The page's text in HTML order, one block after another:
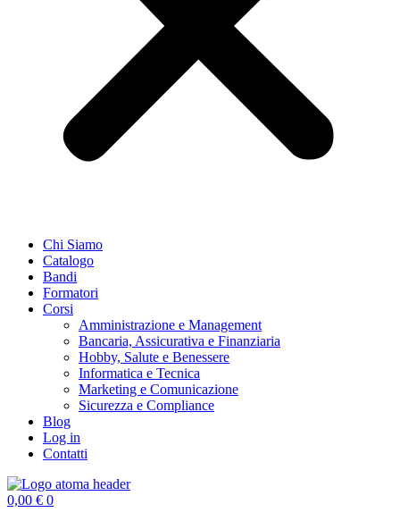
Chi Siamo
Catalogo
Bandi
Formatori
Corsi
Amministrazione e Management
Bancaria, Assicurativa e Finanziaria
Hobby, Salute e Benessere
Informatica e Tecnica
Marketing e Comunicazione
Sicurezza e Compliance
Blog
Log in
Contatti
0,00 € 0